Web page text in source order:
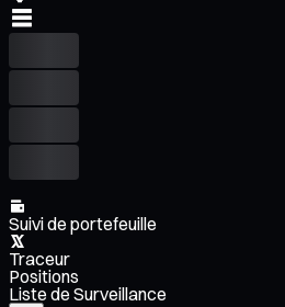
Suivi de portefeuille
Traceur
Positions
Liste de Surveillance